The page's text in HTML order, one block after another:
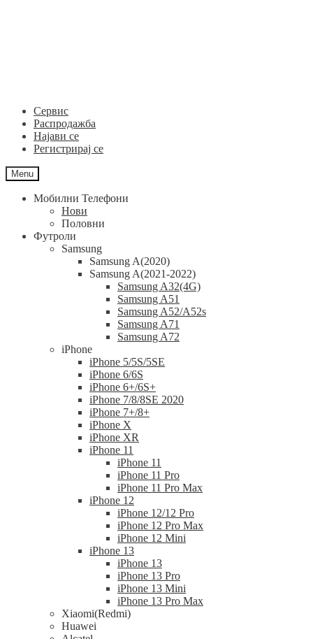
Сервис
Распродажба
Најави се
Регистрирај се
Menu
Мобилни Телефони
Нови
Половни
Футроли
Samsung
Samsung A(2020)
Samsung A(2021-2022)
Samsung A32(4G)
Samsung A51
Samsung A52/A52s
Samsung A71
Samsung A72
iPhone
iPhone 5/5S/5SE
iPhone 6/6S
iPhone 6+/6S+
iPhone 7/8/8SE 2020
iPhone 7+/8+
iPhone X
iPhone XR
iPhone 11
iPhone 11
iPhone 11 Pro
iPhone 11 Pro Max
iPhone 12
iPhone 12/12 Pro
iPhone 12 Pro Max
iPhone 12 Mini
iPhone 13
iPhone 13
iPhone 13 Pro
iPhone 13 Mini
iPhone 13 Pro Max
Xiaomi(Redmi)
Huawei